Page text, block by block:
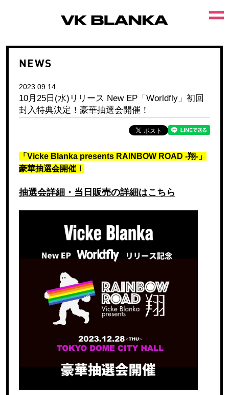
NEWS
2023.09.14
10月25日(水)リリース New EP「Worldfly」初回
封入特典決定！豪華抽選会開催！
「Vicke Blanka presents RAINBOW ROAD -翔-」
豪華抽選会開催！
抽選会詳細・当日販売の詳細はこちら